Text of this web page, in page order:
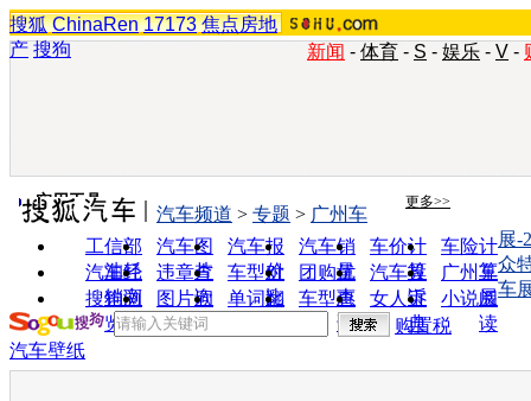
搜狐 ChinaRen 17173 焦点房地
产 搜狗 新闻 - 体育 - S - 娱乐 - V -
实用工具 更多>>
工信部
油耗
汽车图
片
汽车报
价
汽车销
量
车价计
算
车险计
算
汽车经
销商
违章查
询
车型对
比
团购优
惠
汽车投
诉
广州车
展
搜狗浏
览器
图片欣
赏
单词翻
车型查
询
女人宝
典
小说阅
读
汽车频道 > 专题 > 广州车
展-
众
车
购置税
汽车壁纸